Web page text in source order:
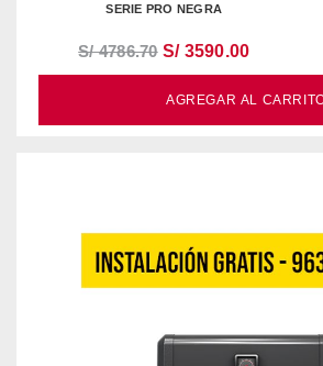
SERIE PRO NEGRA
S/ 4786.70S/ 3590.00
AGREGAR AL